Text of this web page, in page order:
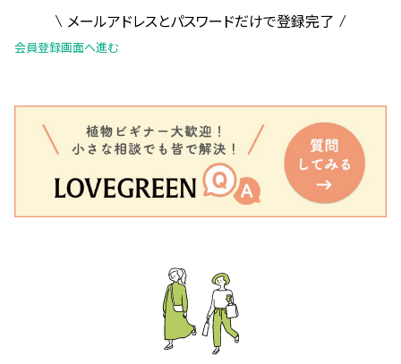
メールアドレスとパスワードだけで登録完了
会員登録画面へ進む